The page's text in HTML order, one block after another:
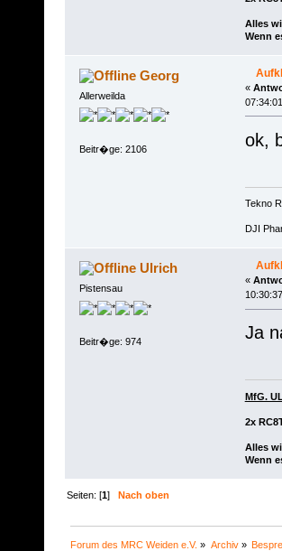
Alles
Wenn
Georg
Allerweilda
Beitr�ge: 2106
«
ok,
Tekno
DJI
Ulrich
Pistensau
Beitr�ge: 974
«
Ja
MfG.
2x
Alles
Wenn
Seiten: [1]Nach oben
Forum des MRC Weiden e.V. » Archiv»